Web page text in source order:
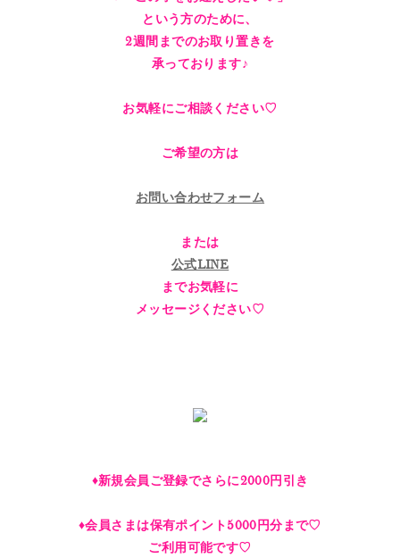
という方のために、
2週間までのお取り置きを
承っております♪
お気軽にご相談ください♡
ご希望の方は
お問い合わせフォーム
または
公式LINE
までお気軽に
メッセージください♡
♦︎新規会員ご登録でさらに2000円引き
♦︎会員さまは保有ポイント5000円分まで♡
ご利用可能です♡